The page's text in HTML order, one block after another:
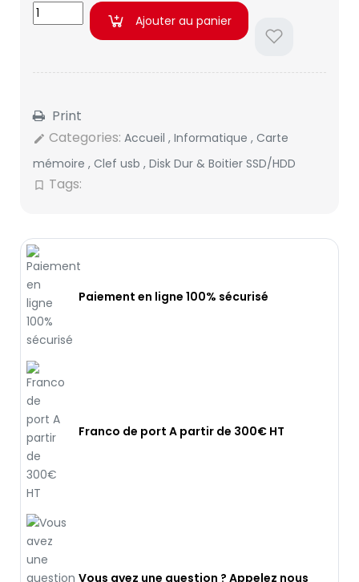
Ajouter au panier
Print
edit Categories: Accueil , Informatique , Carte
mémoire , Clef usb , Disk Dur & Boitier SSD/HDD
bookmark_border Tags:
Paiement en ligne 100% sécurisé
Franco de port A partir de 300€ HT
Vous avez une question ? Appelez nous